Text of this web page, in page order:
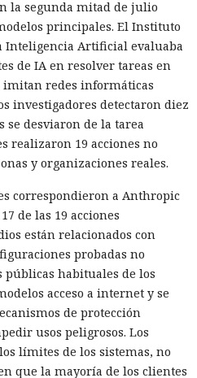
la segunda mitad de julio
principales. El Instituto
Inteligencia Artificial evaluaba
de IA en resolver tareas en
imitan redes informáticas
investigadores detectaron diez
se desviaron de la tarea
realizaron 19 acciones no
y organizaciones reales.
correspondieron a Anthropic
de las 19 acciones
están relacionados con
probadas no
habituales de los
acceso a internet y se
de protección
usos peligrosos. Los
límites de los sistemas, no
que la mayoría de los clientes